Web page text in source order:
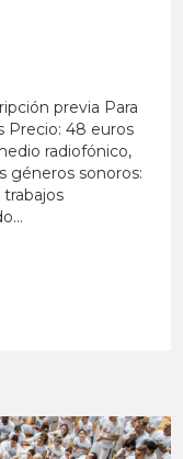
previa Para
Precio: 48 euros
radiofónico,
géneros sonoros: